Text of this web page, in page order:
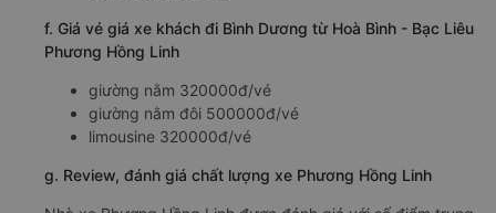
f. Giá vé giá xe khách đi Bình Dương từ Hoà Bình - Bạc Liêu
Phương Hồng Linh
giường nằm 320000đ/vé
giường nằm đôi 500000đ/vé
limousine 320000đ/vé
g. Review, đánh giá chất lượng xe Phương Hồng Linh